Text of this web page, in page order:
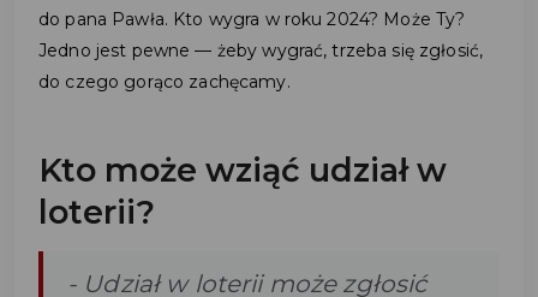
do pana Pawła. Kto wygra w roku 2024? Może Ty?
Jedno jest pewne — żeby wygrać, trzeba się zgłosić,
do czego gorąco zachęcamy.
Kto może wziąć udział w
loterii?
- Udział w loterii może zgłosić